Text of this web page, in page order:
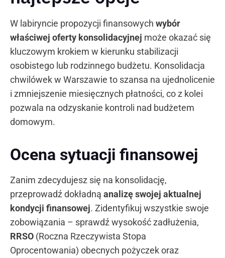
W labiryncie propozycji finansowych wybór
właściwej oferty konsolidacyjnej może okazać się
kluczowym krokiem w kierunku stabilizacji
osobistego lub rodzinnego budżetu. Konsolidacja
chwilówek w Warszawie to szansa na ujednolicenie
i zmniejszenie miesięcznych płatności, co z kolei
pozwala na odzyskanie kontroli nad budżetem
domowym.
Ocena sytuacji finansowej
Zanim zdecydujesz się na konsolidację,
przeprowadź dokładną analizę swojej aktualnej
kondycji finansowej. Zidentyfikuj wszystkie swoje
zobowiązania – sprawdź wysokość zadłużenia,
RRSO (Roczna Rzeczywista Stopa
Oprocentowania) obecnych pożyczek oraz